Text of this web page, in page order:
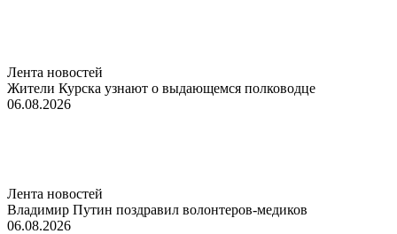
Лента новостей
Жители Курска узнают о выдающемся полководце
06.08.2026
Лента новостей
Владимир Путин поздравил волонтеров-медиков
06.08.2026